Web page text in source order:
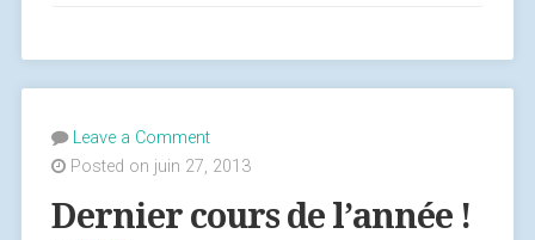
juin »
Leave a Comment
Posted on juin 27, 2013
Dernier cours de l’année !